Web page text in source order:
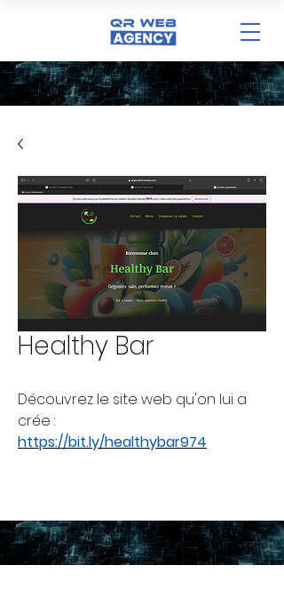
Healthy Bar
Découvrez le site web qu'on lui a
crée :
https://bit.ly/healthybar974